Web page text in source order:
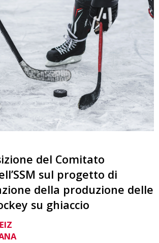
del Comitato
sul progetto di
della produzione delle
su ghiaccio